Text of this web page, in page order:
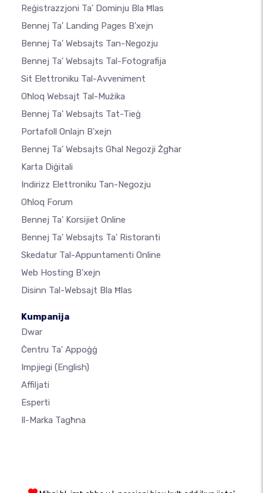
Reġistrazzjoni Ta' Dominju Bla Ħlas
Bennej Ta' Landing Pages B'xejn
Bennej Ta' Websajts Tan-Negozju
Bennej Ta' Websajts Tal-Fotografija
Sit Elettroniku Tal-Avveniment
Oħloq Websajt Tal-Mużika
Bennej Ta' Websajts Tat-Tieġ
Portafoll Onlajn B'xejn
Bennej Ta' Websajts Għal Negozji Żgħar
Karta Diġitali
Indirizz Elettroniku Tan-Negozju
Oħloq Forum
Bennej Ta' Korsijiet Online
Bennej Ta' Websajts Ta' Ristoranti
Skedatur Tal-Appuntamenti Online
Web Hosting B'xejn
Disinn Tal-Websajt Bla Ħlas
Kumpanija
Dwar
Ċentru Ta' Appoġġ
Impjiegi (English)
Affiljati
Esperti
Il-Marka Tagħna